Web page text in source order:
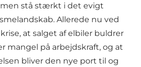
stå stærkt i det evigt
Allerede nu ved
at salget af elbiler buldrer
mangel på arbejdskraft, og at
bliver den nye port til og